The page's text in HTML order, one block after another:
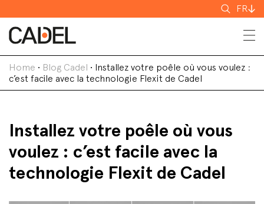
FR
Home • Blog Cadel • Installez votre poêle où vous voulez :
c’est facile avec la technologie Flexit de Cadel
Installez votre poêle où vous
voulez : c’est facile avec la
technologie Flexit de Cadel